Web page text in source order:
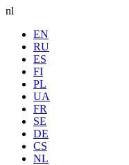
nl
EN
RU
ES
FI
PL
UA
FR
SE
DE
CS
NL